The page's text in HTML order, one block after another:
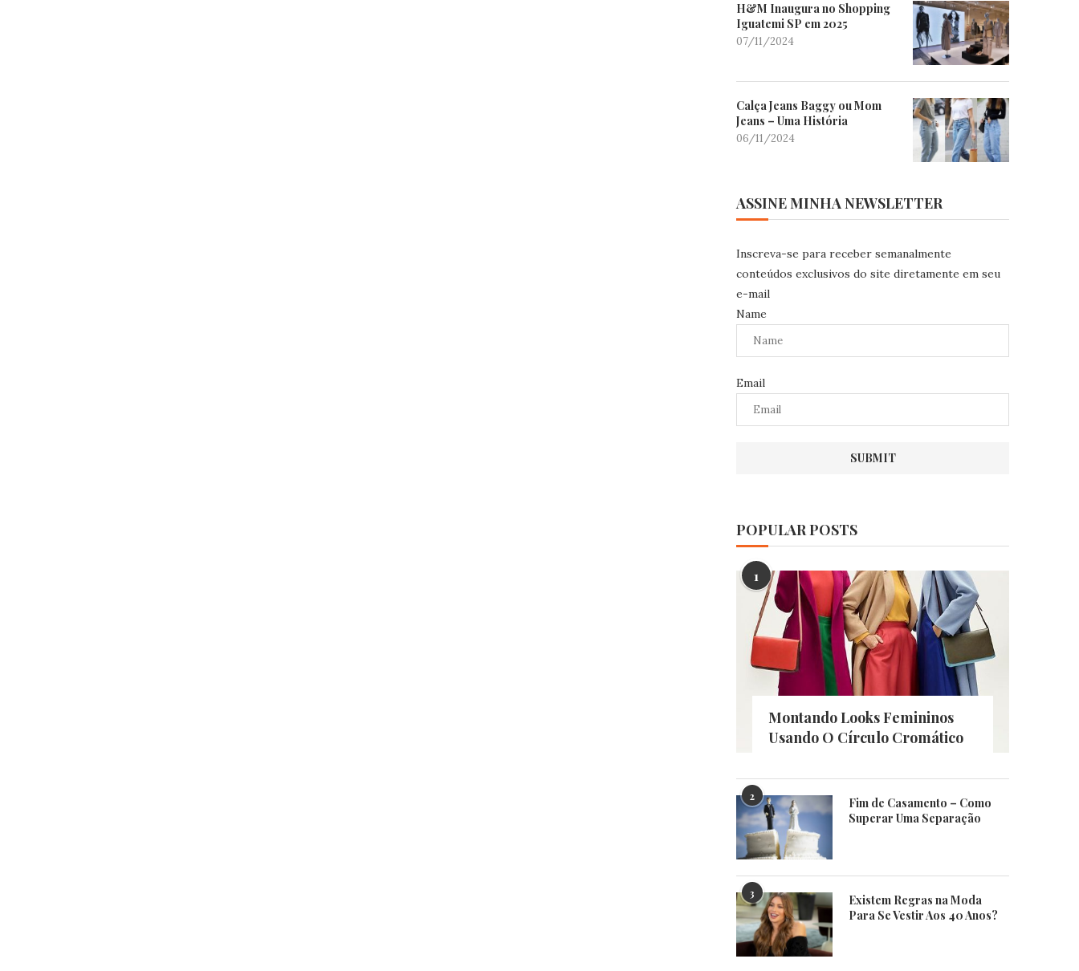
H&M Inaugura no Shopping
Iguatemi SP em 2025
07/11/2024
Calça Jeans Baggy ou Mom
Jeans – Uma História
06/11/2024
ASSINE MINHA NEWSLETTER
Inscreva-se para receber semanalmente
conteúdos exclusivos do site diretamente em seu
e-mail
Name
Email
POPULAR POSTS
1
Montando Looks Femininos
Usando O Círculo Cromático
2
Fim de Casamento – Como
Superar Uma Separação
3
Existem Regras na Moda
Para Se Vestir Aos 40 Anos?